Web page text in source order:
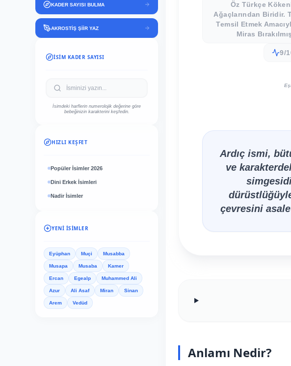
KADER SAYISI BULMA
AKROSTİŞ ŞİİR YAZ
İSIM KADER SAYISI
İsimdeki harflerin numerolojik değerine göre
bebeğinizin karakterini keşfedin.
HIZLI KEŞFET
Popüler İsimler 2026
Dini Erkek İsimleri
Nadir İsimler
YENI İSIMLER
Eyüphan Muçi Musabba
Musapa Musaba Kamer
Ercan Egealp Muhammed Ali
Azur Ali Asaf Miran Sinan
Arem Vedüd
Öz Türkçe
Ağaçlarından Biridir.
Temsil Etmek
Miras
9/
Ardıç ismi,
ve
çevresini
Anlamı Nedir?